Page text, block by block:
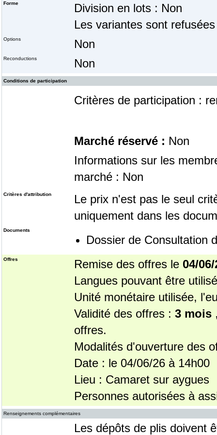
Forme
Division en lots : Non
Les variantes sont refusées
Options Non
Reconductions Non
Conditions de participation
Critères de participation :
Marché réservé : Non
Informations sur les
marché : Non
Critères d'attribution
Le prix n'est pas le seul
uniquement dans les
Documents
Dossier de Consultation
Offres Remise des offres le 04/
Langues pouvant être
Unité monétaire utilisée,
Validité des offres : 3 mois
offres.
Modalités d'ouverture des
Date : le 04/06/26 à 14h00
Lieu : Camaret sur aygues
Personnes autorisées à
Renseignements complémentaires
Les dépôts de plis doivent